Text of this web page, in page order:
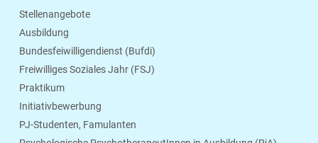
Stellenangebote
Ausbildung
Bundesfeiwilligendienst (Bufdi)
Freiwilliges Soziales Jahr (FSJ)
Praktikum
Initiativbewerbung
PJ-Studenten, Famulanten